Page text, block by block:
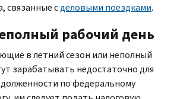
связанные сделовыми поездками.
рабочий день
в летний сезон или неполный
зарабатывать недостаточно для
по федеральному